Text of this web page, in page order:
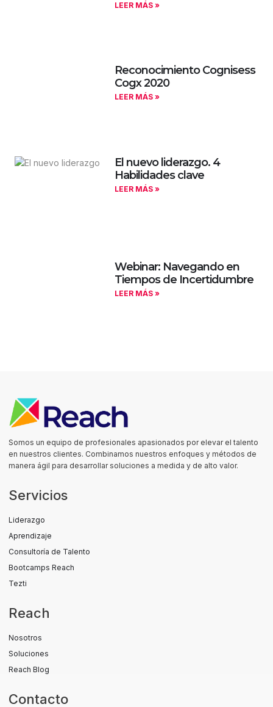
LEER MÁS »
Reconocimiento Cognisess
Cogx 2020
LEER MÁS »
El nuevo liderazgo. 4
Habilidades clave
LEER MÁS »
Webinar: Navegando en
Tiempos de Incertidumbre
LEER MÁS »
Somos un equipo de profesionales apasionados por elevar el talento
en nuestros clientes. Combinamos nuestros enfoques y métodos de
manera ágil para desarrollar soluciones a medida y de alto valor.
Servicios
Liderazgo
Aprendizaje
Consultoría de Talento
Bootcamps Reach
Tezti
Reach
Nosotros
Soluciones
Reach Blog
Contacto